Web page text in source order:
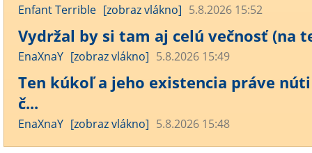
Enfant Terrible [zobraz vlákno] 5.8.2026 15:52
Vydržal by si tam aj celú večnosť (na
EnaXnaY [zobraz vlákno] 5.8.2026 15:49
Ten kúkoľ a jeho existencia práve núti
č...
EnaXnaY [zobraz vlákno] 5.8.2026 15:48